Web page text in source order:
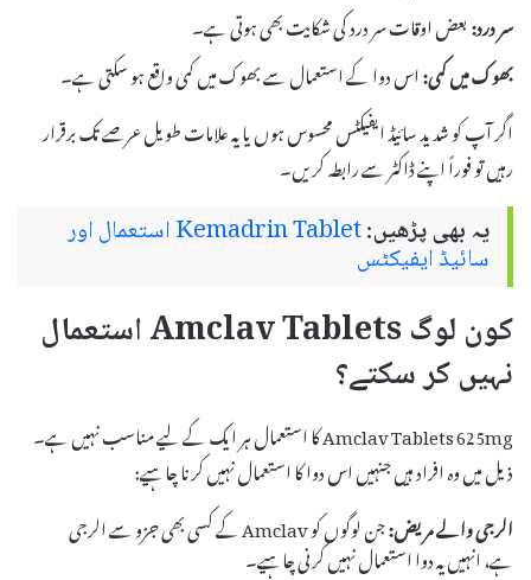
سر درد:بعض اوقات سر درد کی شکایت بھی ہوتی ہے۔
بھوک میں کمی:اس دوا کے استعمال سے بھوک میں کمی واقع ہو سکتی ہے۔
اگر آپ کو شدید سائیڈ ایفیکٹس محسوس ہوں یا یہ علامات طویل عرصے تک برقرار
رہیں تو فوراً اپنے ڈاکٹر سے رابطہ کریں۔
یہ بھی پڑھیں: Kemadrin Tablet استعمال اور
سائیڈ ایفیکٹس
کون لوگ Amclav Tablets استعمال
نہیں کر سکتے؟
Amclav Tablets 625mg کا استعمال ہر ایک کے لیے مناسب نہیں ہے۔
ذیل میں وہ افراد ہیں جنہیں اس دوا کا استعمال نہیں کرنا چاہیے:
الرجی والے مریض:
جن لوگوں کو Amclav کے کسی بھی جزو سے الرجی
ہے، انہیں یہ دوا استعمال نہیں کرنی چاہیے۔